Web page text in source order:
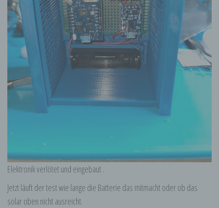
Elektronik verlötet und eingebaut .
Jetzt läuft der test wie lange die Batterie das mitmacht oder ob das
solar oben nicht ausreicht.